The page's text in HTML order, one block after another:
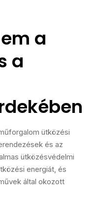
a
a
ütközési
és az
ütközésvédelmi
energiát, és
által okozott